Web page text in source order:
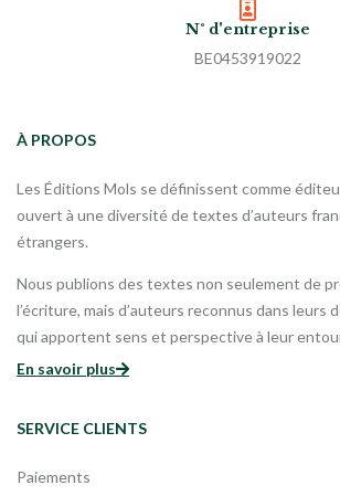
N° d'entreprise
BE0453919022
À PROPOS
Les Éditions Mols se définissent comme
ouvert à une diversité de textes d’auteurs
étrangers.
Nous publions des textes non seulement de
l’écriture, mais d’auteurs reconnus dans leurs
qui apportent sens et perspective à leur
En savoir plus
SERVICE CLIENTS
Paiements